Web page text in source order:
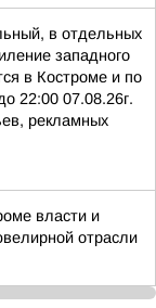
в отдельных
западного
в Костроме и по
22:00 07.08.26г.
рекламных
власти и
отрасли